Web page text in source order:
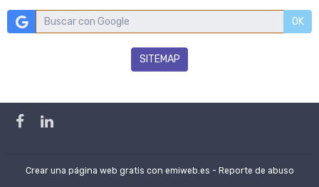
OK
SITEMAP
Crear una página web gratis con emiweb.es - Reporte de abuso